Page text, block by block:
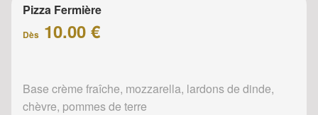
Pizza Fermière
Dès 10.00 €
Base crème fraîche, mozzarella, lardons de dinde,
chèvre, pommes de terre